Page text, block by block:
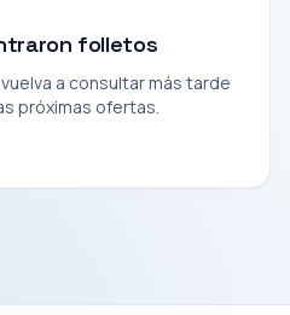
folletos
a consultar más tarde
próximas ofertas.